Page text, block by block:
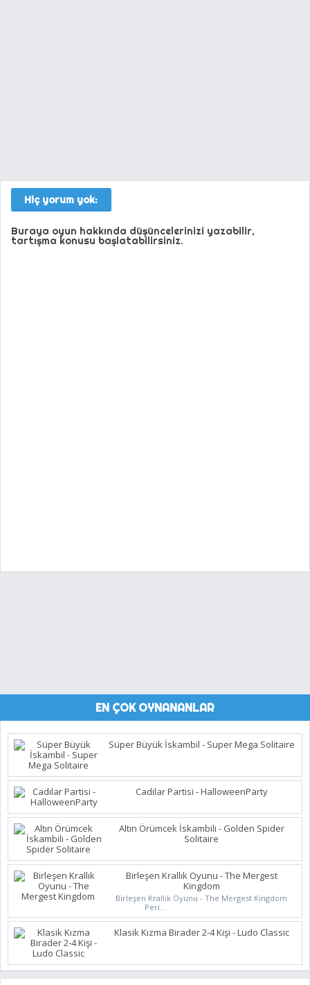
Hiç yorum yok:
Buraya oyun hakkında düşüncelerinizi yazabilir,
tartışma konusu başlatabilirsiniz.
EN ÇOK OYNANANLAR
Süper Büyük İskambil - Super Mega Solitaire
Cadılar Partisi - HalloweenParty
Altın Örümcek İskambili - Golden Spider
Solitaire
Birleşen Krallık Oyunu - The Mergest
Kingdom
Birleşen Krallık Oyunu - The Mergest Kingdom
Peri...
Klasik Kızma Birader 2-4 Kişi - Ludo Classic